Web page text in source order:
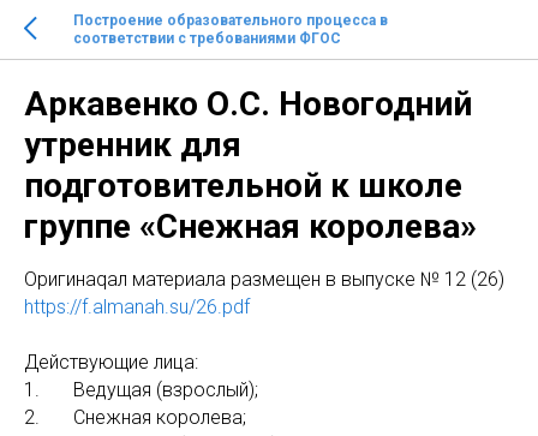
Построение образовательного процесса в
соответствии с требованиями ФГОС
Аркавенко О.С. Новогодний
утренник для
подготовительной к школе
группе «Снежная королева»
Оригинаqaл материала размещен в выпуске № 12 (26)
https://f.almanah.su/26.pdf
Действующие лица:
1. Ведущая (взрослый);
2. Снежная королева;